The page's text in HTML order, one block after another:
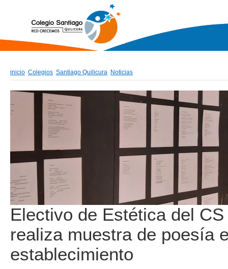
inicio Colegios Santiago Quilicura Noticias
Electivo de Estética del
realiza muestra de poesía
establecimiento